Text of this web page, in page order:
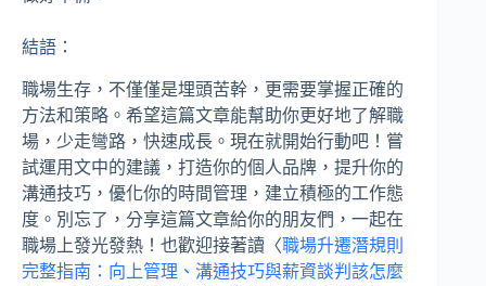
結語：
職場生存，不僅僅是埋頭苦幹，更需要掌握正確的
方法和策略。希望這篇文章能幫助你更好地了解職
場，少走彎路，快速成長。現在就開始行動吧！嘗
試運用文中的建議，打造你的個人品牌，提升你的
溝通技巧，優化你的時間管理，建立積極的工作態
度。別忘了，分享這篇文章給你的朋友們，一起在
職場上發光發熱！也歡迎接著讀〈職場升遷潛規則
完整指南：向上管理、溝通技巧與薪資談判該怎麼